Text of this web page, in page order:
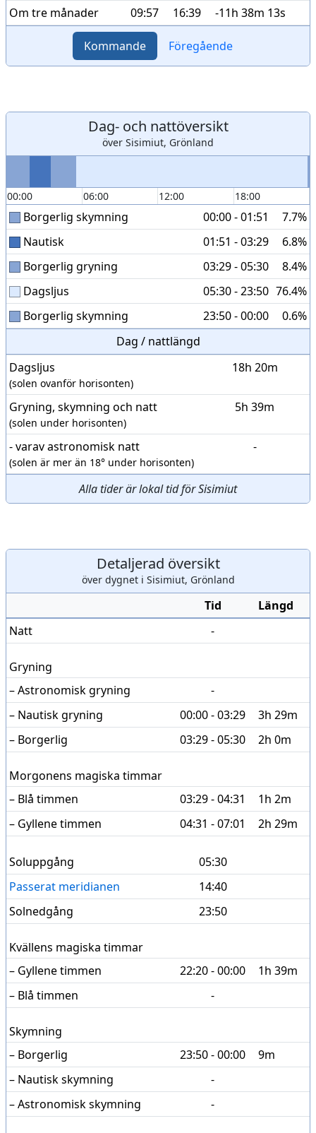
Om tre månader
09:57 16:39 -11h 38m 13s
Kommande Föregående
Dag- och nattöversikt
över Sisimiut, Grönland
00:00 06:00 12:00 18:00
Borgerlig skymning 00:00 - 01:51
7.7%
Nautisk
01:51 - 03:29
6.8%
Borgerlig gryning
03:29 - 05:30
8.4%
Dagsljus
05:30 - 23:50 76.4%
Borgerlig skymning
23:50 - 00:00
0.6%
Dag / nattlängd
Dagsljus
(solen ovanför horisonten)
18h 20m
Gryning, skymning och natt
(solen under horisonten)
5h 39m
- varav astronomisk natt
(solen är mer än 18° under horisonten)
-
Alla tider är lokal tid för Sisimiut
Detaljerad översikt
över dygnet i Sisimiut, Grönland
Tid
Längd
Natt
-
Gryning
– Astronomisk gryning
-
– Nautisk gryning
00:00 - 03:29
3h 29m
– Borgerlig
03:29 - 05:30 2h 0m
Morgonens magiska timmar
– Blå timmen
03:29 - 04:31
1h 2m
– Gyllene timmen
04:31 - 07:01 2h 29m
Soluppgång
05:30
Passerat meridianen
14:40
Solnedgång
23:50
Kvällens magiska timmar
– Gyllene timmen
22:20 - 00:00
1h 39m
– Blå timmen
-
Skymning
– Borgerlig
23:50 - 00:00
9m
– Nautisk skymning
-
– Astronomisk skymning
-